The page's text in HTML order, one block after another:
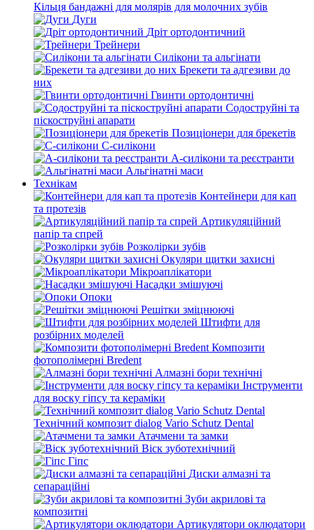
Кільця бандажні для молярів для молочних зубів
Дуги
Дріт ортодонтичний
Трейнери
Силікони та альгінати
Брекети та адгезиви до
них
Гвинти ортодонтичні
Содоструйні та
піскоструйні апарати
Позиціонери для брекетів
С-силікони
А-силікони та реєстранти
Альгінатні маси
Технікам
Контейнери для кап
та протезів
Артикуляційний
папір та спрей
Розколірки зубів
Окуляри щитки захисні
Мікроаплікатори
Насадки змішуючі
Опоки
Решітки зміцнюючі
Штифти для
розбірних моделей
Композити
фотополімерні Bredent
Алмазні бори технічні
Інструменти
для воску гіпсу та кераміки
Технічний композит dialog Vario Schutz Dental
Атачмени та замки
Віск зуботехнічний
Гіпс
Диски алмазні та
сепараційні
Зуби акрилові та
композитні
Артикулятори оклюдатори